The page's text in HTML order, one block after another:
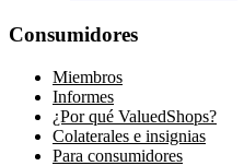
Consumidores
Miembros
Informes
¿Por qué ValuedShops?
Colaterales e insignias
Para consumidores